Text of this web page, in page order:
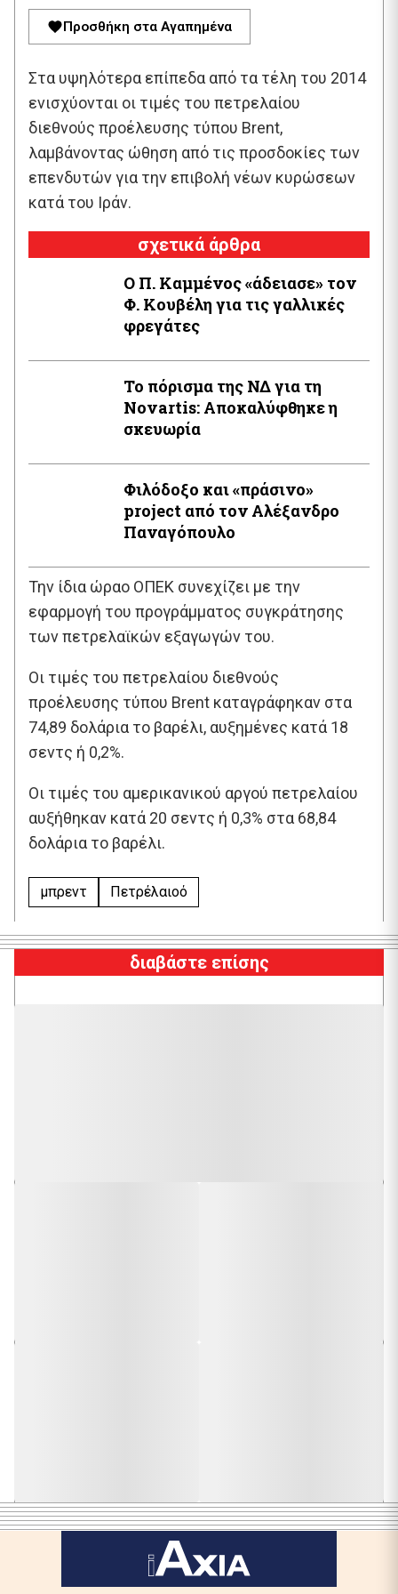
Προσθήκη στα Αγαπημένα
Στα υψηλότερα επίπεδα από τα τέλη του 2014
ενισχύονται οι τιμές του πετρελαίου
διεθνούς προέλευσης τύπου Brent,
λαμβάνοντας ώθηση από τις προσδοκίες των
επενδυτών για την επιβολή νέων κυρώσεων
κατά του Ιράν.
σχετικά άρθρα
Ο Π. Καμμένος «άδειασε» τον
Φ. Κουβέλη για τις γαλλικές
φρεγάτες
Το πόρισμα της ΝΔ για τη
Novartis: Αποκαλύφθηκε η
σκευωρία
Φιλόδοξο και «πράσινο»
project από τον Αλέξανδρο
Παναγόπουλο
Την ίδια ώραο ΟΠΕΚ συνεχίζει με την
εφαρμογή του προγράμματος συγκράτησης
των πετρελαϊκών εξαγωγών του.
Οι τιμές του πετρελαίου διεθνούς
προέλευσης τύπου Brent καταγράφηκαν στα
74,89 δολάρια το βαρέλι, αυξημένες κατά 18
σεντς ή 0,2%.
Οι τιμές του αμερικανικού αργού πετρελαίου
αυξήθηκαν κατά 20 σεντς ή 0,3% στα 68,84
δολάρια το βαρέλι.
μπρεντ Πετρέλαιοό
διαβάστε επίσης